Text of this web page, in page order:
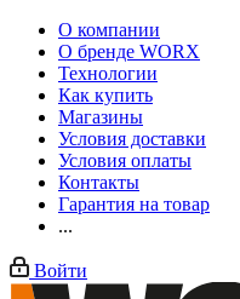
О компании
О бренде WORX
Технологии
Как купить
Магазины
Условия доставки
Условия оплаты
Контакты
Гарантия на товар
...
Войти